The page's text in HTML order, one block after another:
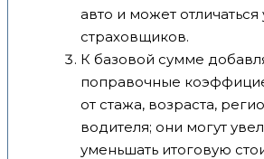
авто и может отличаться
страховщиков.
К базовой сумме
поправочные
от стажа, возраста,
водителя; они могут
уменьшать итоговую